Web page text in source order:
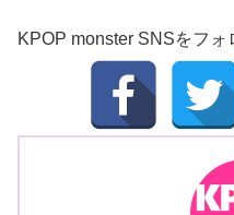
KPOP monster SNSをフォ